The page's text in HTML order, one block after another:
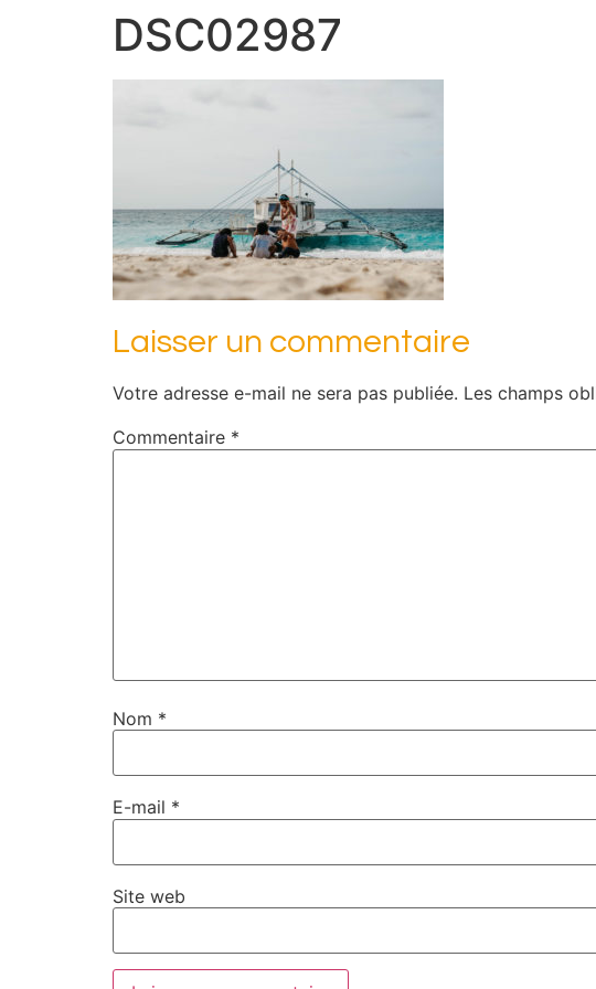
DSC02987
Laisser un commentaire
Votre adresse e-mail ne sera pas publiée. Les champs
Commentaire *
Nom *
E-mail *
Site web